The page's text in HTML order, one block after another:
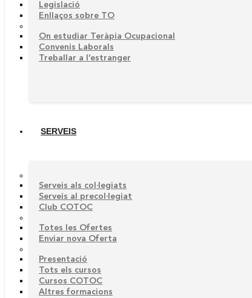
Legislació
Enllaços sobre TO
On estudiar Teràpia Ocupacional
Convenis Laborals
Treballar a l’estranger
SERVEIS
Serveis als col·legiats
Serveis al precol·legiat
Club COTOC
Totes les Ofertes
Enviar nova Oferta
Presentació
Tots els cursos
Cursos COTOC
Altres formacions